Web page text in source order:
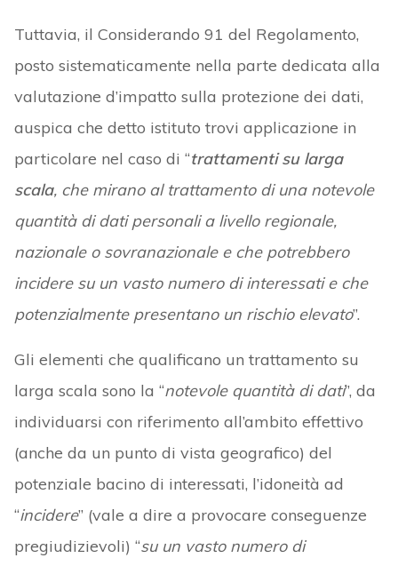
Tuttavia, il Considerando 91 del Regolamento,
posto sistematicamente nella parte dedicata alla
valutazione d’impatto sulla protezione dei dati,
auspica che detto istituto trovi applicazione in
particolare nel caso di “trattamenti su larga
scala, che mirano al trattamento di una notevole
quantità di dati personali a livello regionale,
nazionale o sovranazionale e che potrebbero
incidere su un vasto numero di interessati e che
potenzialmente presentano un rischio elevato”.
Gli elementi che qualificano un trattamento su
larga scala sono la “notevole quantità di dati”, da
individuarsi con riferimento all’ambito effettivo
(anche da un punto di vista geografico) del
potenziale bacino di interessati, l’idoneità ad
“incidere” (vale a dire a provocare conseguenze
pregiudizievoli) “su un vasto numero di